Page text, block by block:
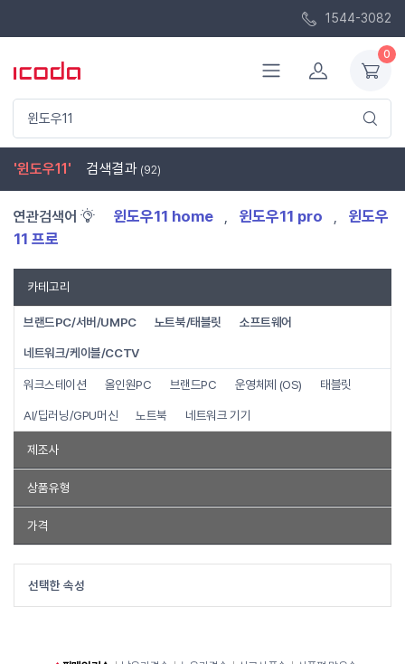
1544-3082
0
'윈도우11' 검색결과 (92)
연관검색어 윈도우11 home , 윈도우11 pro ,
윈도우
11 프로
카테고리
브랜드PC/서버/UMPC 노트북/태블릿 소프트웨어
네트워크/케이블/CCTV
워크스테이션 올인원PC 브랜드PC 운영체제 (OS) 태블릿
AI/딥러닝/GPU머신 노트북 네트워크 기기
제조사
Dell HP
상품유형
워크스테이션
워크스테이션
가격
~
선택한 속성